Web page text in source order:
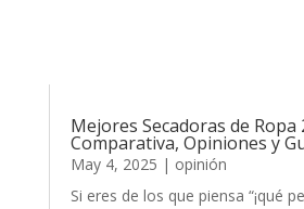
Mejores Secadoras de Ropa
Comparativa, Opiniones y
May 4, 2025 | opinión
Si eres de los que piensa “¡qué